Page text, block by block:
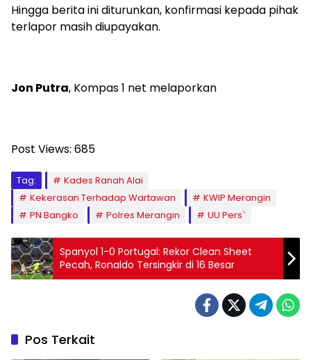
Hingga berita ini diturunkan, konfirmasi kepada pihak
terlapor masih diupayakan.
Jon Putra, Kompas 1 net melaporkan
Post Views: 685
Tag:
Kades Ranah Alai
Kekerasan Terhadap Wartawan
KWIP Merangin
PN Bangko
Polres Merangin UU Pers`
Spanyol 1-0 Portugal: Rekor Clean Sheet
Pecah, Ronaldo Tersingkir di 16 Besar
Pos Terkait